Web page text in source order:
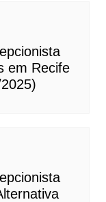
em Recife